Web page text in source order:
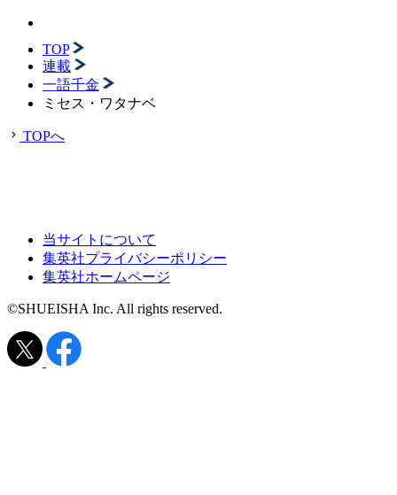
TOP
連載
一語千金
ミセス・ワタナベ
TOPへ
当サイトについて
集英社プライバシーポリシー
集英社ホームページ
©SHUEISHA Inc. All rights reserved.